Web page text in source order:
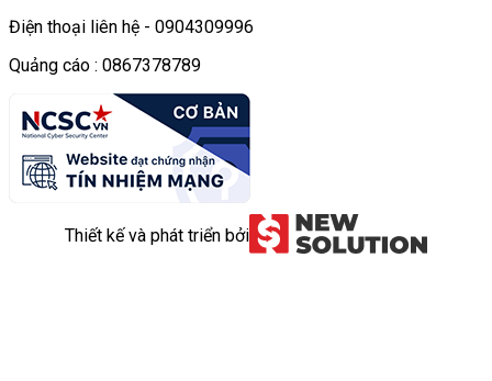
Điện thoại liên hệ - 0904309996
Quảng cáo : 0867378789
Thiết kế và phát triển bởi